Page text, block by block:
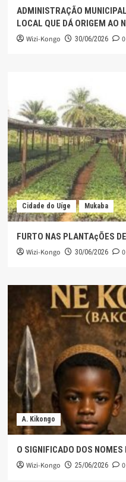
ADMINISTRAÇÃO
LOCAL QUE DÁ ORIGEM AO
Wizi-Kongo 30/06/2026 0
Cidade do Uíge Mukaba
FURTO NAS PLANTAçÕES
Wizi-Kongo 30/06/2026 0
A. Kikongo
O SIGNIFICADO DOS NOMES
Wizi-Kongo 25/06/2026 0